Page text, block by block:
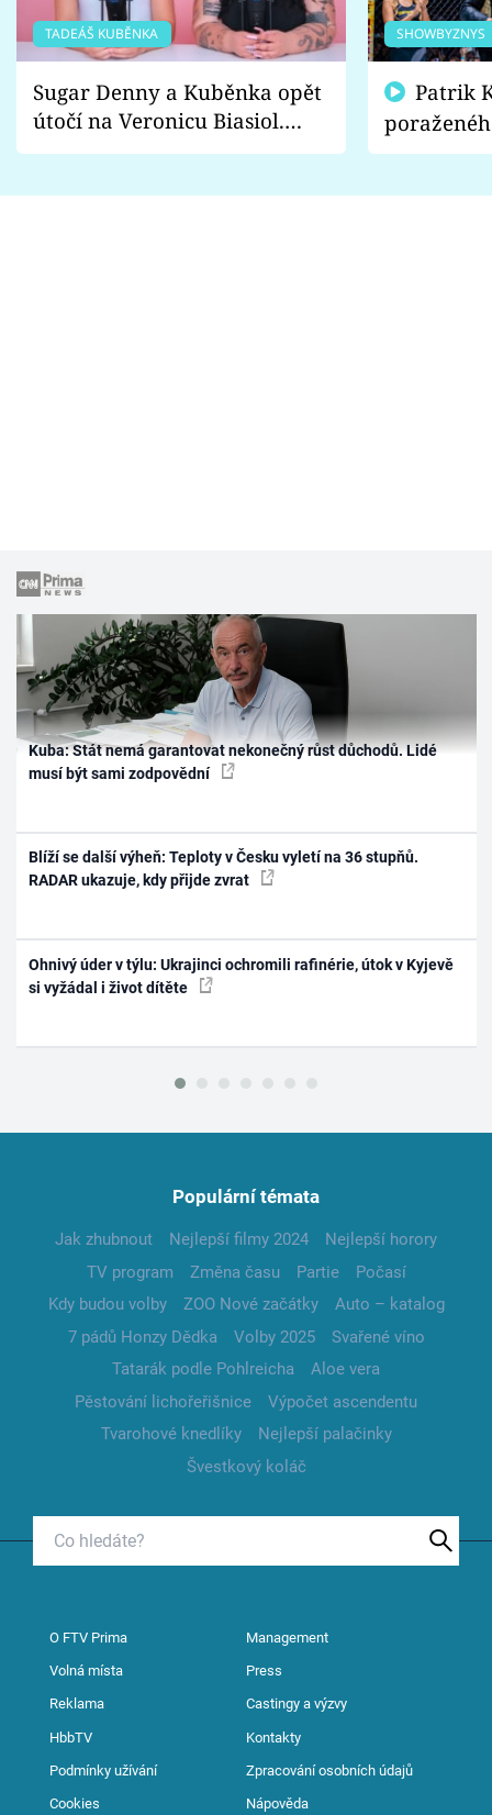
TADEÁŠ KUBĚNKA
Sugar Denny a Kuběnka opět
útočí na Veronicu Biasiol.
Proč je podle nich falešná a
SHOWBYZNYS
fanoušci
Kuba: Stát nemá garantovat nekonečný růst důchodů. Lidé
musí být sami zodpovědní
Blíží se další výheň: Teploty v Česku vyletí na 36 stupňů.
RADAR ukazuje, kdy přijde zvrat
Ohnivý úder v týlu: Ukrajinci ochromili rafinérie, útok v Kyjevě
si vyžádal i život dítěte
Populární témata
Jak zhubnout Nejlepší filmy 2024
Nejlepší horory
TV program
Změna času Partie
Počasí
Kdy budou volby
ZOO Nové začátky
Auto – katalog
7 pádů Honzy Dědka
Volby 2025
Svařené víno
Tatarák podle Pohlreicha
Aloe vera
Pěstování lichořeřišnice
Výpočet ascendentu
Tvarohové knedlíky
Nejlepší palačinky
Švestkový koláč
O FTV Prima Management
Volná místa Press
Reklama Castingy a výzvy
HbbTV Kontakty
Podmínky užívání Zpracování osobních údajů
Cookies Nápověda